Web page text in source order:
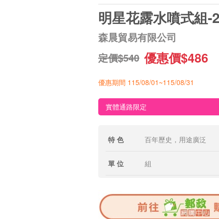
明星花露水噴式組-
森晨貿易有限公司
定價$540 優惠價$486
優惠期間 115/08/01~115/08/31
實體通路限定
特 色 百年歷史，用途廣泛
單 位 組